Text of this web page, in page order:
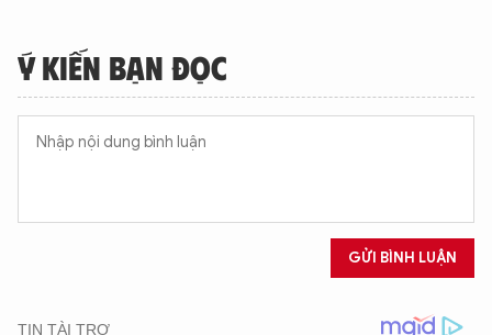
Ý KIẾN BẠN ĐỌC
GỬI BÌNH LUẬN